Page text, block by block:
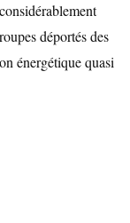
déportés des
énergétique quasi